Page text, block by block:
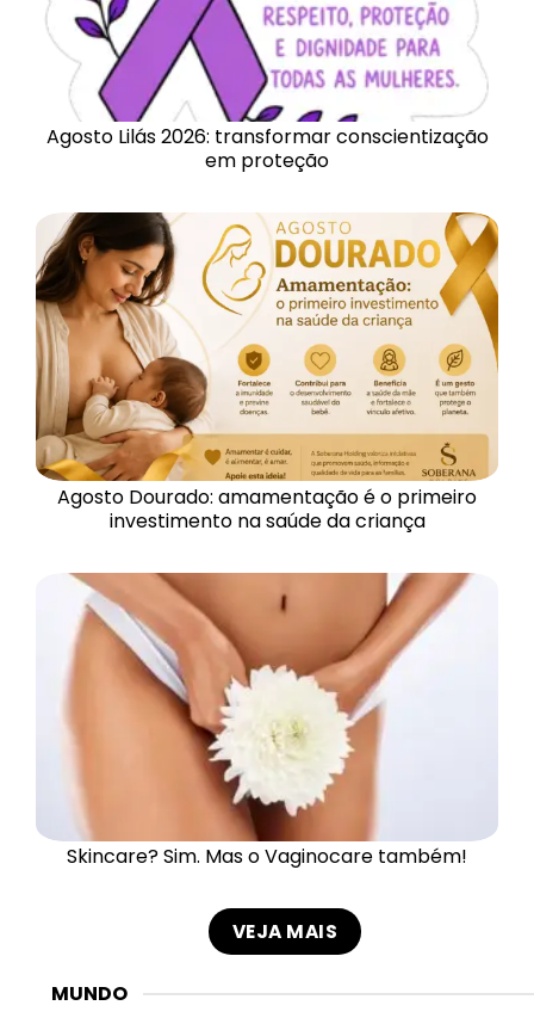
Agosto Lilás 2026: transformar conscientização
em proteção
Agosto Dourado: amamentação é o primeiro
investimento na saúde da criança
Skincare? Sim. Mas o Vaginocare também!
VEJA MAIS
MUNDO